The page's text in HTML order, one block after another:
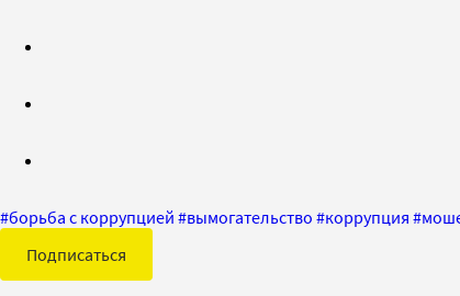
#борьба с коррупцией #вымогательство #коррупция #
Подписаться